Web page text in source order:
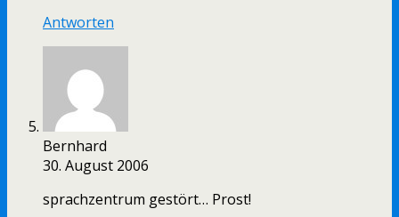
Antworten
Bernhard
30. August 2006
sprachzentrum gestört… Prost!